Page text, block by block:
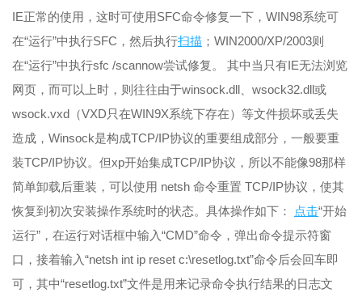
IE正常的使用，这时可使用SFC命令修复一下，WIN98系统可
在“运行”中执行SFC，然后执行扫描 ；WIN2000/XP/2003则
在“运行”中执行sfc /scannow尝试修复。 其中当只有IE无法浏览
网页，而可以上时，则往往由于winsock.dll、wsock32.dll或
wsock.vxd（VXD只在WIN9X系统下存在）等文件损坏或丢失
造成，Winsock是构成TCP/IP协议的重要组成部分，一般要重
装TCP/IP协议。但xp开始集成TCP/IP协议，所以不能像98那样
简单卸载后重装，可以使用 netsh 命令重置 TCP/IP协议，使其
恢复到初次安装操作系统时的状态。具体操作如下：
点击“开始
运行”，在运行对话框中输入“CMD”命令，弹出命令提示符窗
口，接着输入“netsh int ip reset c:\resetlog.txt”命令后会回车即
可，其中“resetlog.txt”文件是用来记录命令执行结果的日志文